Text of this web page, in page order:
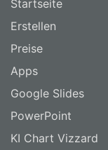
Startseite
Erstellen
Preise
Apps
Google Slides
PowerPoint
KI Chart Vizzard